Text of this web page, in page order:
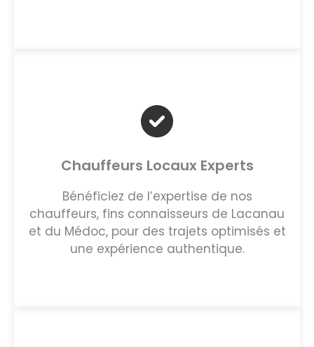
Chauffeurs Locaux Experts
Bénéficiez de l’expertise de nos
chauffeurs, fins connaisseurs de Lacanau
et du Médoc, pour des trajets optimisés et
une expérience authentique.